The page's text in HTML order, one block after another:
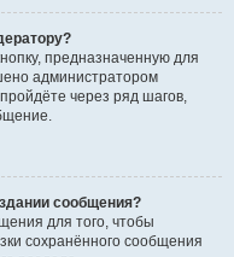
предназначенную для
администратором
через ряд шагов,
сообщения?
для того, чтобы
сохранённого сообщения